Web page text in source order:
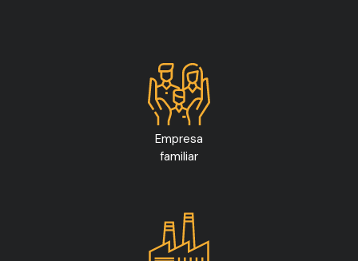
Empresa
familiar